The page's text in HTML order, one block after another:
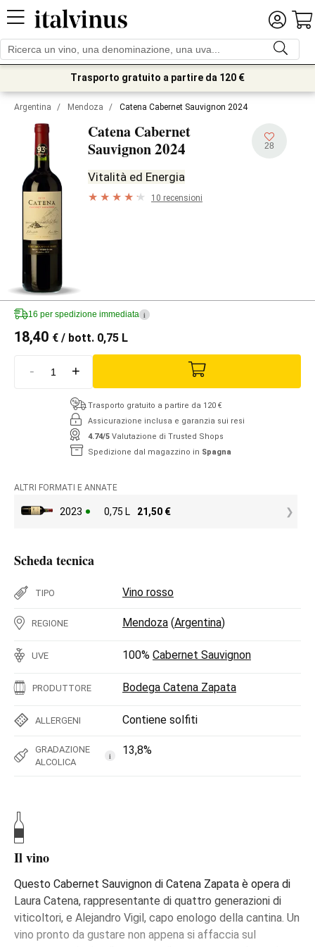
Trasporto gratuito a partire da 120 €
Argentina / Mendoza / Catena Cabernet Sauvignon 2024
Catena Cabernet
Sauvignon2024 28
Vitalità ed Energia
10 recensioni
16 per spedizione immediata i
18,40 € / bott. 0,75 L
- +
Trasporto gratuito a partire da 120 €
Assicurazione inclusa e garanzia sui resi
4.74/5 Valutazione di Trusted Shops
Spedizione dal magazzino in Spagna
ALTRI FORMATI E ANNATE
2023 0,75 L 21,50 €
Scheda tecnica
TIPO Vino rosso
REGIONE Mendoza (Argentina)
UVE 100% Cabernet Sauvignon
PRODUTTORE Bodega Catena Zapata
ALLERGENI Contiene solfiti
GRADAZIONE
ALCOLICA
i 13,8%
Il vino
Questo Cabernet Sauvignon di Catena Zapata è opera di
Laura Catena, rappresentante di quattro generazioni di
viticoltori, e Alejandro Vigil, capo enologo della cantina. Un
vino pronto da gustare non appena si affaccia sul